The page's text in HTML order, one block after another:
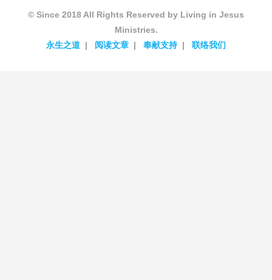
© Since 2018 All Rights Reserved by Living in Jesus
Ministries.
永生之道
阅读文章 奉献支持 联络我们